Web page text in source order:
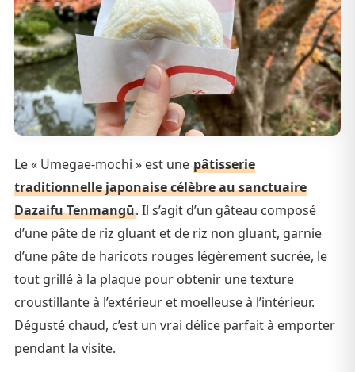
Le « Umegae-mochi » est une pâtisserie
traditionnelle japonaise célèbre au sanctuaire
Dazaifu Tenmangū. Il s’agit d’un gâteau composé
d’une pâte de riz gluant et de riz non gluant, garnie
d’une pâte de haricots rouges légèrement sucrée, le
tout grillé à la plaque pour obtenir une texture
croustillante à l’extérieur et moelleuse à l’intérieur.
Dégusté chaud, c’est un vrai délice parfait à emporter
pendant la visite.